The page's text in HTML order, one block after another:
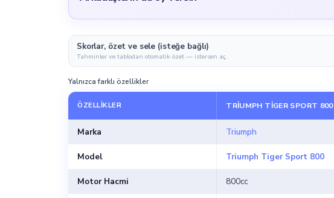
Skorlar, özet ve sele (isteğe bağlı)
Tahminler ve tablodan otomatik özet — istersen aç.
Yalnızca farklı özellikler
ÖZELLIKLER TRIUMPH TIGER SPORT 800
Marka Triumph
Model Triumph Tiger Sport 800
Motor Hacmi 800cc